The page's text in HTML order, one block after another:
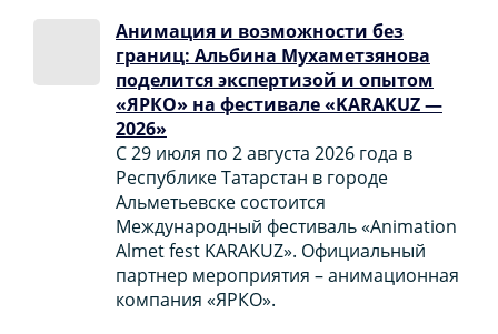
Анимация и возможности без
границ: Альбина Мухаметзянова
поделится экспертизой и опытом
«ЯРКО» на фестивале «KARAKUZ —
2026»
С 29 июля по 2 августа 2026 года в
Республике Татарстан в городе
Альметьевске состоится
Международный фестиваль «Animation
Almet fest KARAKUZ». Официальный
партнер мероприятия – анимационная
компания «ЯРКО».